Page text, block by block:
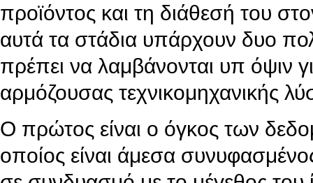
προϊόντος και τη διάθεσή του
αυτά τα στάδια υπάρχουν δυο
πρέπει να λαμβάνονται υπ όψιν
αρμόζουσας τεχνικομηχανικής
Ο πρώτος είναι ο όγκος των
οποίος είναι άμεσα